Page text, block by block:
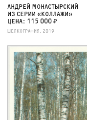
АНДРЕЙ МОНАСТЫРСКИЙ
ИЗ СЕРИИ «КОЛЛАЖИ»
ЦЕНА: 115 000 ₽
ШЕЛКОГРАФИЯ, 2019